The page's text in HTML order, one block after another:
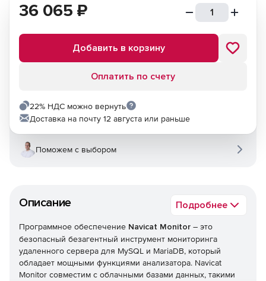
Описание Подробнее
Программное обеспечение Navicat Monitor – это
безопасный безагентный инструмент мониторинга
удаленного сервера для MySQL и MariaDB, который
обладает мощными функциями анализатора. Navicat
Monitor совместим с облачными базами данных, такими
36 065 ₽
Добавить в корзину
Оплатить по счету
22% НДС можно вернуть
Доставка на почту 12 августа или раньше
Поможем с выбором